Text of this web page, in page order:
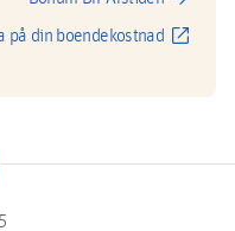
på din boendekostnad open_in_new